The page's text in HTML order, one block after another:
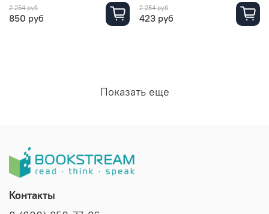
2 254 руб
850 руб
2 254 руб
423 руб
Показать еще
Контакты